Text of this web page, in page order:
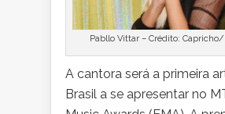
Pabllo Vittar – Crédito:
A cantora será a primeira
Brasil a se apresentar no